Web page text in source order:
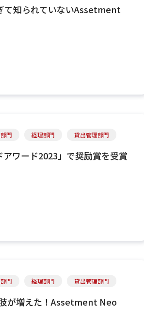
て知られていないAssetment
門 経理部門 貸出管理部門
アワード2023」で奨励賞を受賞
門 経理部門 貸出管理部門
が増えた！Assetment Neo